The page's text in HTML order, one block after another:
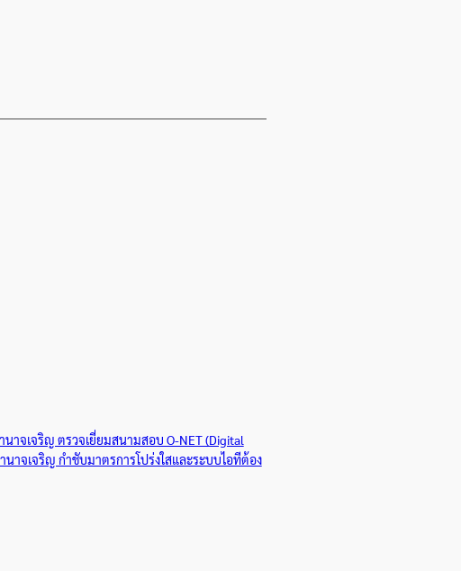
าจเจริญ ตรวจเยี่ยมสนามสอบ O-NET (Digital
าจเจริญ กำชับมาตรการโปร่งใสและระบบไอทีต้อง